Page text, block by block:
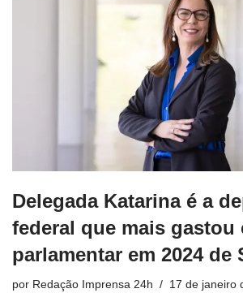
Delegada Katarina é a
federal que mais gastou
parlamentar em 2024 de
por Redação Imprensa 24h
17 de janeiro